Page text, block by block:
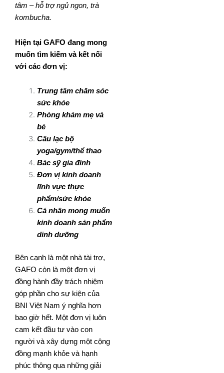
tâm – hỗ trợ ngủ ngon, trà
kombucha.
Hiện tại GAFO đang mong
muốn tìm kiếm và kết nối
với các đơn vị:
Trung tâm chăm sóc
sức khỏe
Phòng khám mẹ và
bé
Câu lạc bộ
yoga/gym/thể thao
Bác sỹ gia đình
Đơn vị kinh doanh
lĩnh vực thực
phẩm/sức khỏe
Cá nhân mong muốn
kinh doanh sản phẩm
dinh dưỡng
Bên cạnh là một nhà tài trợ,
GAFO còn là một đơn vị
đồng hành đầy trách nhiệm
góp phần cho sự kiện của
BNI Việt Nam ý nghĩa hơn
bao giờ hết. Một đơn vị luôn
cam kết đầu tư vào con
người và xây dựng một cộng
đồng mạnh khỏe và hạnh
phúc thông qua những giải